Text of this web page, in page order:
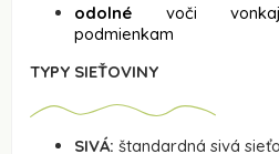
odolné voči
podmienkam
TYPY SIEŤOVINY
SIVÁ: štandardná sivá